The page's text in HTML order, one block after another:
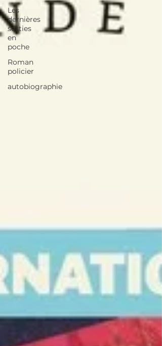
Les
dernières
sorties
en
poche
Roman
policier
autobiographie